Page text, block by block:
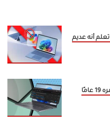
الحقيقة المرة حول Copilot: Microsoft تعلم أنه عديم
4 أسباب تدفعني لاستخدام تطبيق عمره 19 عامًا